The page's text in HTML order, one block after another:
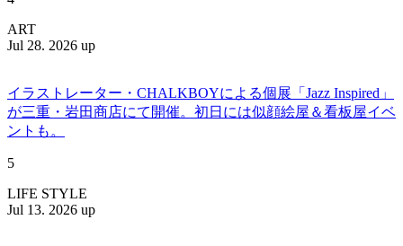
ART
Jul 28. 2026 up
イラストレーター・CHALKBOYによる個展「Jazz Inspired」
が三重・岩田商店にて開催。初日には似顔絵屋＆看板屋イベ
ントも。
5
LIFE STYLE
Jul 13. 2026 up